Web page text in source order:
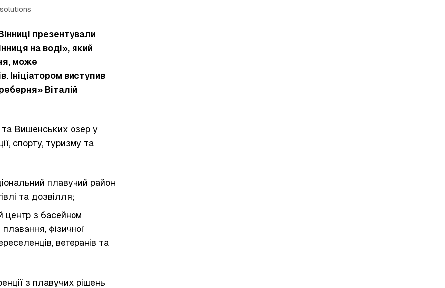
презентували
на воді», який
може
Ініціатором виступив
Віталій
та Вишенських озер у
спорту, туризму та
плавучий район
та дозвілля;
центр з басейном
фізичної
ветеранів та
з плавучих рішень